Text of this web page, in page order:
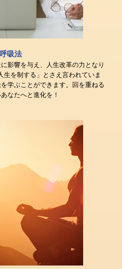
呼吸法
影響を与え、人生改革の力となり
生を制する」とさえ言われていま
学ぶことができます。回を重ねる
なたへと進化を！